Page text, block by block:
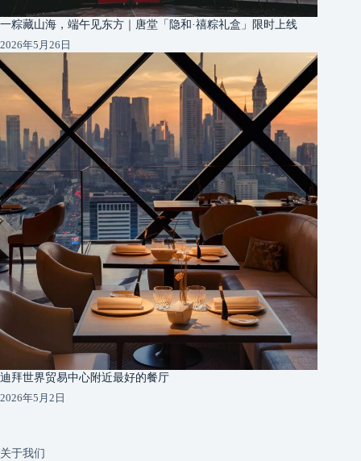
一粽藏山海，端午见东方｜唐堂「隐和·禧粽礼盒」限时上线
2026年5月26日
迪拜世界贸易中心附近最好的餐厅
2026年5月2日
关于我们